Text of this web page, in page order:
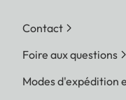
Contact
Foire aux questions
Modes d'expédition